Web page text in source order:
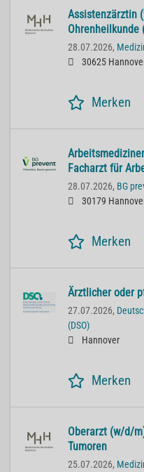
Assistenzärztin
Ohrenheilkunde
28.07.2026,
30625
Merken
Facharzt für
28.07.2026, BG
30179
Merken
Ärztlicher oder
27.07.2026,
(DSO)
Hannover
Merken
Oberarzt (w/d/
Tumoren
25.07.2026,